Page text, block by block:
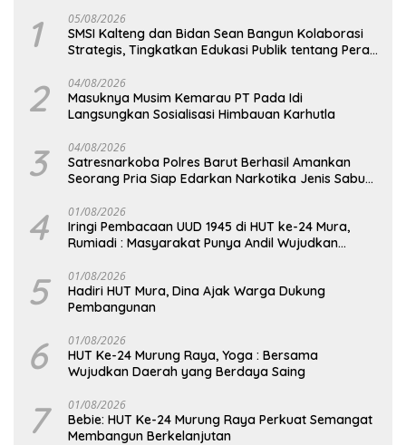
1 05/08/2026
SMSI Kalteng dan Bidan Sean Bangun Kolaborasi
Strategis, Tingkatkan Edukasi Publik tentang Peran
2 04/08/2026
Masuknya Musim Kemarau PT Pada Idi
Langsungkan Sosialisasi Himbauan Karhutla
3 04/08/2026
Satresnarkoba Polres Barut Berhasil Amankan
Seorang Pria Siap Edarkan Narkotika Jenis Sabu
4 01/08/2026
Iringi Pembacaan UUD 1945 di HUT ke-24 Mura,
Rumiadi : Masyarakat Punya Andil Wujudkan
5 01/08/2026
Hadiri HUT Mura, Dina Ajak Warga Dukung
Pembangunan
6 01/08/2026
HUT Ke-24 Murung Raya, Yoga : Bersama
Wujudkan Daerah yang Berdaya Saing
7 01/08/2026
Bebie: HUT Ke-24 Murung Raya Perkuat Semangat
Membangun Berkelanjutan